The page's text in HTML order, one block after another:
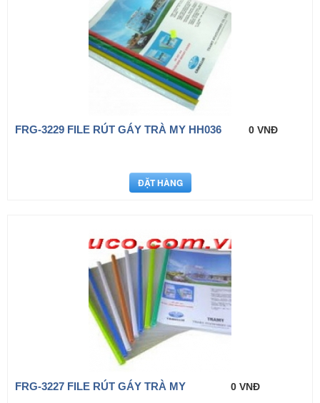
FRG-3229 FILE RÚT GÁY TRÀ MY HH036 0 VNĐ
FRG-3227 FILE RÚT GÁY TRÀ MY 0 VNĐ